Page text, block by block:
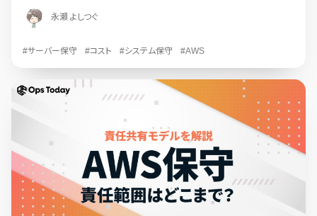
永瀬 よしつぐ
#サーバー保守 #コスト #システム保守 #AWS